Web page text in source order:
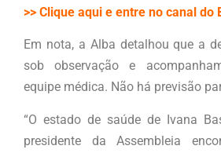
>> Clique aqui e entre no canal do
Em nota, a Alba detalhou que a
sob observação e
equipe médica. Não há previsão
“O estado de saúde de Ivana
presidente da Assembleia